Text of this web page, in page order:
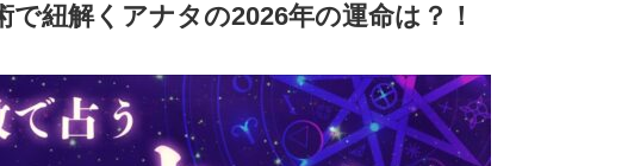
で紐解くアナタの2026年の運命は？！